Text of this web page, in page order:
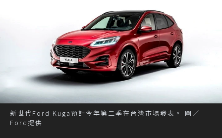
新世代Ford Kuga預計今年第二季在台灣市場發表。 圖／
Ford提供